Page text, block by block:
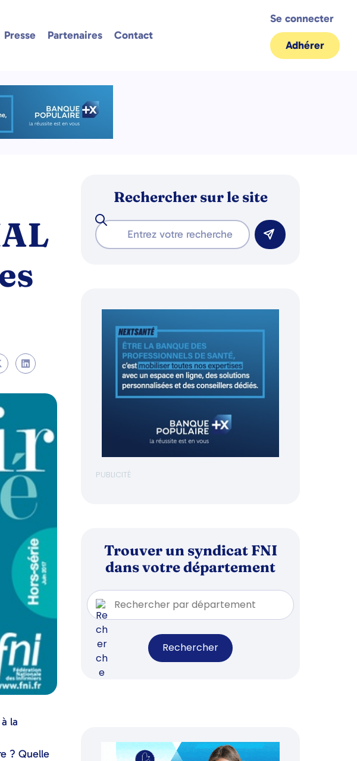
Presse Partenaires Contact
Se connecter
Adhérer
la
? Quelle
Rechercher sur le site
PUBLICITÉ
Trouver un syndicat FNI
dans votre département